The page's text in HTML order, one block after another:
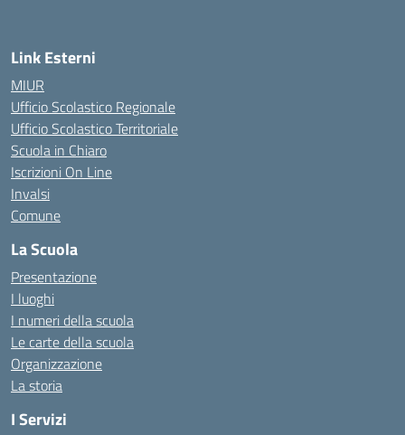
Link Esterni
MIUR
Ufficio Scolastico Regionale
Ufficio Scolastico Territoriale
Scuola in Chiaro
Iscrizioni On Line
Invalsi
Comune
La Scuola
Presentazione
I luoghi
I numeri della scuola
Le carte della scuola
Organizzazione
La storia
I Servizi